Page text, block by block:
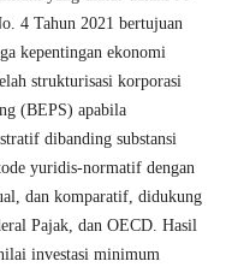
4 Tahun 2021 bertujuan
kepentingan ekonomi
strukturisasi korporasi
(BEPS) apabila
dibanding substansi
yuridis-normatif dengan
dan komparatif, didukung
Pajak, dan OECD. Hasil
investasi minimum